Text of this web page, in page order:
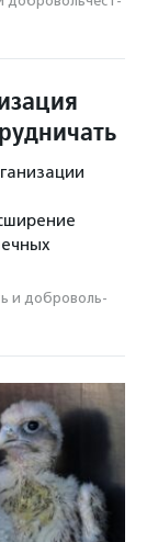
и доброволь­